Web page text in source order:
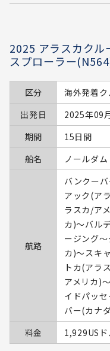
2025 アラスカク
スプローラー
区分
海外発着ク
出発日
2025年09
期間
15日間
船名
ノールダム
航路
バンクー
アック(ア
ラスカ/ア
カ)～バル
ージング
カ)～スキ
トカ(アラ
アメリカ)
イドパッ
バー(カナ
料金
1,929US